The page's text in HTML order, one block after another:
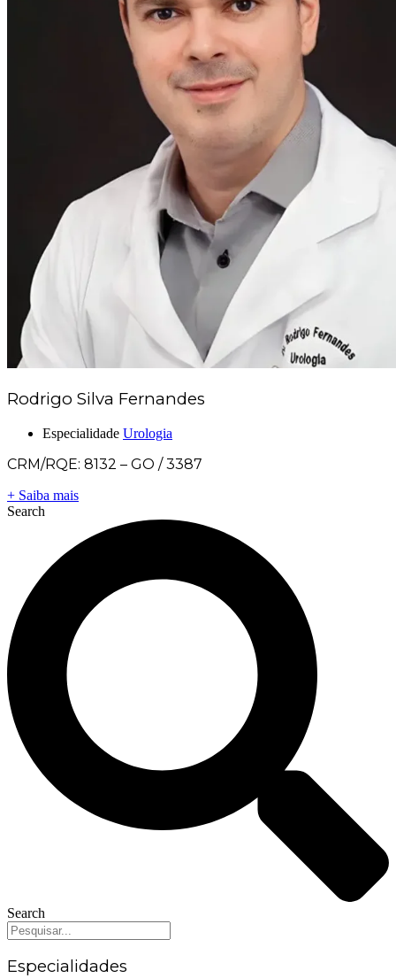
Rodrigo Silva Fernandes
Especialidade Urologia
CRM/RQE: 8132 – GO / 3387
+ Saiba mais
Search
Search
Especialidades